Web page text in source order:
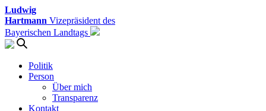
Ludwig
Hartmann Vizepräsident des
Bayerischen Landtags
Politik
Person
Über mich
Transparenz
Kontakt